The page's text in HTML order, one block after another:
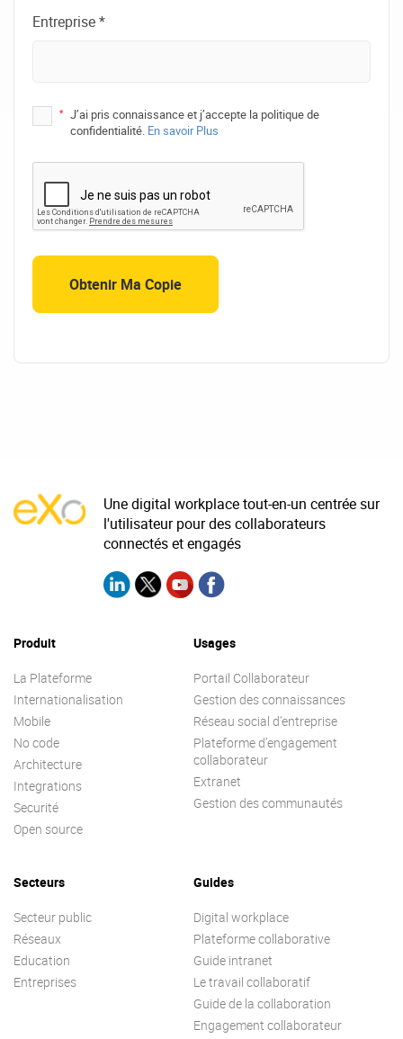
Entreprise *
* J’ai pris connaissance et j’accepte la politique de
confidentialité. En savoir Plus
Une digital workplace tout-en-un centrée sur
l'utilisateur pour des collaborateurs
connectés et engagés
Produit
La Plateforme
Internationalisation
Mobile
No code
Architecture
Integrations
Securité
Open source
Usages
Portail Collaborateur
Gestion des connaissances
Réseau social d’entreprise
Plateforme d’engagement
collaborateur
Extranet
Gestion des communautés
Secteurs
Secteur public
Réseaux
Education
Entreprises
Guides
Digital workplace
Plateforme collaborative
Guide intranet
Le travail collaboratif
Guide de la collaboration
Engagement collaborateur